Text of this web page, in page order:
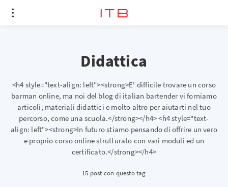
Didattica
<h4 style="text-align: left"><strong>E' difficile trovare un corso
barman online, ma noi del blog di italian bartender vi forniamo
articoli, materiali didattici e molto altro per aiutarti nel tuo
percorso, come una scuola.</strong></h4> <h4 style="text-
align: left"><strong>In futuro stiamo pensando di offrire un vero
e proprio corso online strutturato con vari moduli ed un
certificato.</strong></h4>
15 post con questo tag